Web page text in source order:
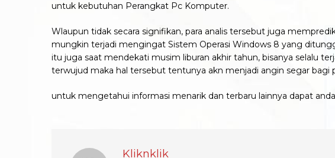
untuk kebutuhan Perangkat Pc Komputer.
Wlaupun tidak secara signifikan, para analis tersebut juga
mungkin terjadi mengingat Sistem Operasi Windows 8 yang
itu juga saat mendekati musim liburan akhir tahun, bisanya selalu
terwujud maka hal tersebut tentunya akn menjadi angin segar
untuk mengetahui informasi menarik dan terbaru lainnya dapat
Kliknklik